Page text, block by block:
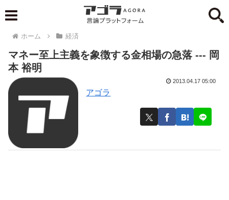
ホーム 経済
マネー至上主義を象徴する金相場の急落 --- 岡
本 裕明
アゴラ
2013.04.17 05:00